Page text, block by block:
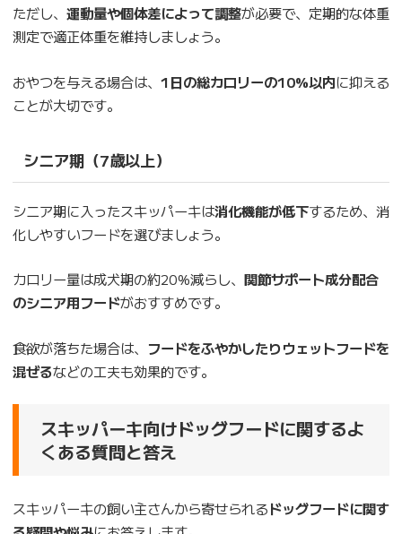
ただし、 運動量や個体差によって調整が必要で、定期的な体重
測定で適正体重を維持しましょう。
おやつを与える場合は、 1日の総カロリーの10%以内に抑える
ことが大切です。
シニア期（7歳以上）
シニア期に入ったスキッパーキは消化機能が低下するため、消
化しやすいフードを選びましょう。
カロリー量は成犬期の約20%減らし、 関節サポート成分配合
のシニア用フードがおすすめです。
食欲が落ちた場合は、 フードをふやかしたりウェットフードを
混ぜるなどの工夫も効果的です。
スキッパーキ向けドッグフードに関するよ
くある質問と答え
スキッパーキの飼い主さんから寄せられるドッグフードに関す